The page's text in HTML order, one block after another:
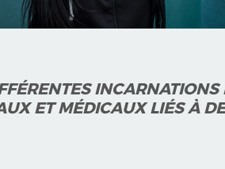
ET MÉDICAUX LIÉS À